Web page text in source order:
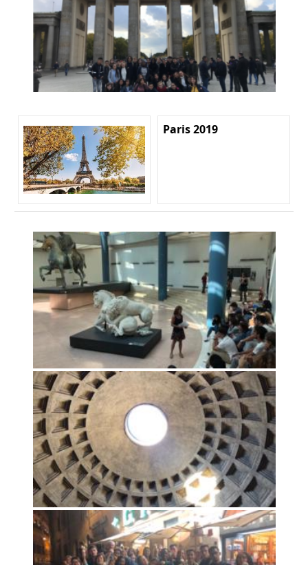
Paris 2019